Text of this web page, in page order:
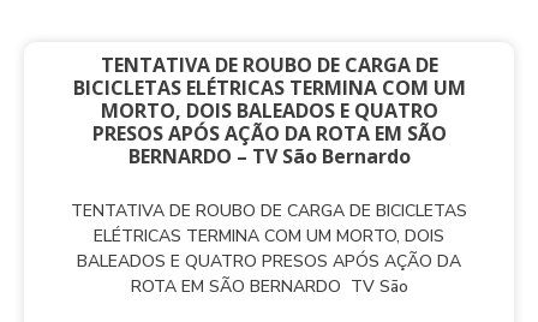
TENTATIVA DE ROUBO DE CARGA DE
BICICLETAS ELÉTRICAS TERMINA COM UM
MORTO, DOIS BALEADOS E QUATRO
PRESOS APÓS AÇÃO DA ROTA EM SÃO
BERNARDO – TV São Bernardo
TENTATIVA DE ROUBO DE CARGA DE BICICLETAS
ELÉTRICAS TERMINA COM UM MORTO, DOIS
BALEADOS E QUATRO PRESOS APÓS AÇÃO DA
ROTA EM SÃO BERNARDO TV São